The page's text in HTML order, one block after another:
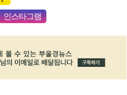
인스타그램